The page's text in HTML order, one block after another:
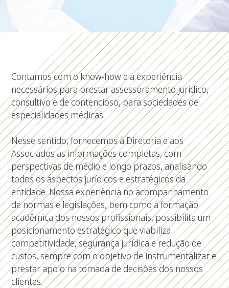
Contamos com o know-how e a experiência
necessários para prestar assessoramento jurídico,
consultivo e de contencioso, para sociedades de
especialidades médicas.
Nesse sentido, fornecemos à Diretoria e aos
Associados as informações completas, com
perspectivas de médio e longo prazos, analisando
todos os aspectos jurídicos e estratégicos da
entidade. Nossa experiência no acompanhamento
de normas e legislações, bem como a formação
acadêmica dos nossos profissionais, possibilita um
posicionamento estratégico que viabiliza
competitividade, segurança jurídica e redução de
custos, sempre com o objetivo de instrumentalizar e
prestar apoio na tomada de decisões dos nossos
clientes.